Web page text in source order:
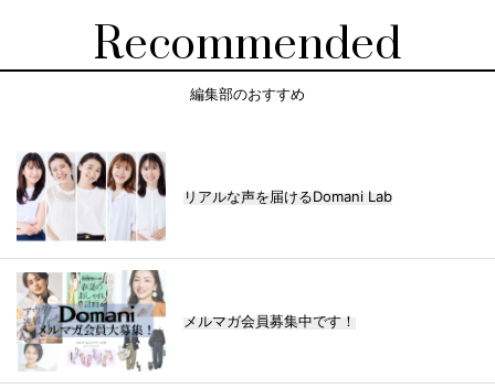
Recommended
編集部のおすすめ
リアルな声を届けるDomani Lab
メルマガ会員募集中です！